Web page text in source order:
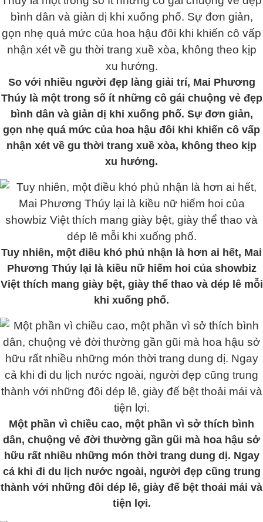
So với nhiều người đẹp làng giải trí, Mai Phương
Thúy là một trong số ít những cô gái chuộng vẻ đẹp
bình dân và giản dị khi xuống phố. Sự đơn giản,
gọn nhẹ quá mức của hoa hậu đôi khi khiến cô vấp
nhận xét về gu thời trang xuề xòa, không theo kịp
xu hướng.
Tuy nhiên, một điều khó phủ nhận là hơn ai hết, Mai
Phương Thúy lại là kiều nữ hiếm hoi của showbiz
Việt thích mang giày bệt, giày thể thao và dép lê mỗi
khi xuống phố.
Một phần vì chiều cao, một phần vì sở thích bình
dân, chuộng vẻ đời thường gần gũi mà hoa hậu sở
hữu rất nhiều những món thời trang dung dị. Ngay
cả khi đi du lịch nước ngoài, người đẹp cũng trung
thành với những đôi dép lê, giày đế bệt thoải mái và
tiện lợi.